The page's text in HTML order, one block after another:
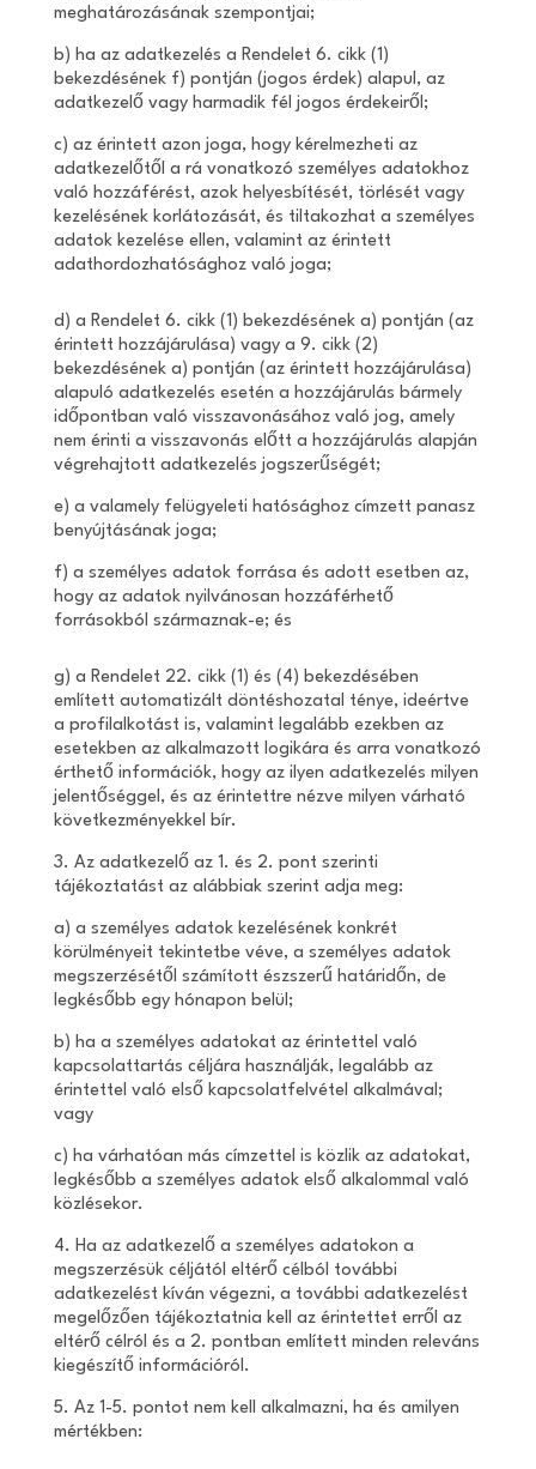
meghatározásának szempontjai;
b) ha az adatkezelés a Rendelet 6. cikk (1)
bekezdésének f) pontján (jogos érdek) alapul, az
adatkezelő vagy harmadik fél jogos érdekeiről;
c) az érintett azon joga, hogy kérelmezheti az
adatkezelőtől a rá vonatkozó személyes adatokhoz
való hozzáférést, azok helyesbítését, törlését vagy
kezelésének korlátozását, és tiltakozhat a személyes
adatok kezelése ellen, valamint az érintett
adathordozhatósághoz való joga;
d) a Rendelet 6. cikk (1) bekezdésének a) pontján (az
érintett hozzájárulása) vagy a 9. cikk (2)
bekezdésének a) pontján (az érintett hozzájárulása)
alapuló adatkezelés esetén a hozzájárulás bármely
időpontban való visszavonásához való jog, amely
nem érinti a visszavonás előtt a hozzájárulás alapján
végrehajtott adatkezelés jogszerűségét;
e) a valamely felügyeleti hatósághoz címzett panasz
benyújtásának joga;
f) a személyes adatok forrása és adott esetben az,
hogy az adatok nyilvánosan hozzáférhető
forrásokból származnak-e; és
g) a Rendelet 22. cikk (1) és (4) bekezdésében
említett automatizált döntéshozatal ténye, ideértve
a profilalkotást is, valamint legalább ezekben az
esetekben az alkalmazott logikára és arra vonatkozó
érthető információk, hogy az ilyen adatkezelés milyen
jelentőséggel, és az érintettre nézve milyen várható
következményekkel bír.
3. Az adatkezelő az 1. és 2. pont szerinti
tájékoztatást az alábbiak szerint adja meg:
a) a személyes adatok kezelésének konkrét
körülményeit tekintetbe véve, a személyes adatok
megszerzésétől számított észszerű határidőn, de
legkésőbb egy hónapon belül;
b) ha a személyes adatokat az érintettel való
kapcsolattartás céljára használják, legalább az
érintettel való első kapcsolatfelvétel alkalmával;
vagy
c) ha várhatóan más címzettel is közlik az adatokat,
legkésőbb a személyes adatok első alkalommal való
közlésekor.
4. Ha az adatkezelő a személyes adatokon a
megszerzésük céljától eltérő célból további
adatkezelést kíván végezni, a további adatkezelést
megelőzően tájékoztatnia kell az érintettet erről az
eltérő célról és a 2. pontban említett minden releváns
kiegészítő információról.
5. Az 1-5. pontot nem kell alkalmazni, ha és amilyen
mértékben: